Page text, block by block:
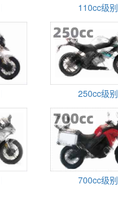
110cc级别
250cc级别
700cc级别